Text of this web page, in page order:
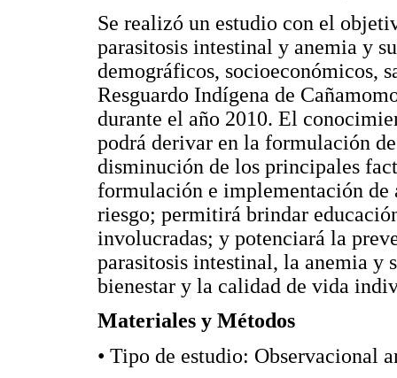
Se realizó un estudio con el
parasitosis intestinal y anemia y
demográficos, socioeconómicos,
Resguardo Indígena de
durante el año 2010. El
podrá derivar en la formulación
disminución de los principales
formulación e implementación de
riesgo; permitirá brindar
involucradas; y potenciará la
parasitosis intestinal, la anemia y
bienestar y la calidad de vida
Materiales y Métodos
• Tipo de estudio: Observacional